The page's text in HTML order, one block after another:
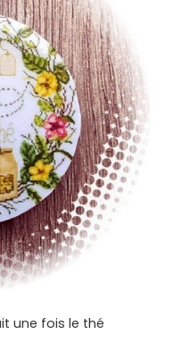
une fois le thé